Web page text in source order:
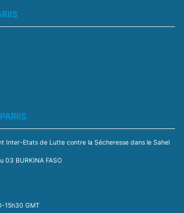
Inter-Etats de Lutte contre la Sécheresse dans le Sahel
03 BURKINA FASO
15h30 GMT